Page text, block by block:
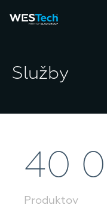
Služby
40
Produktov